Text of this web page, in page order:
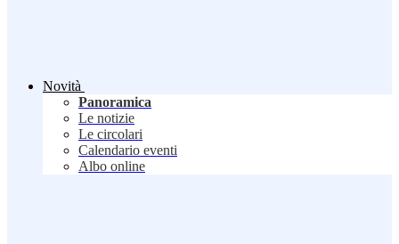
Novità
Panoramica
Le notizie
Le circolari
Calendario eventi
Albo online